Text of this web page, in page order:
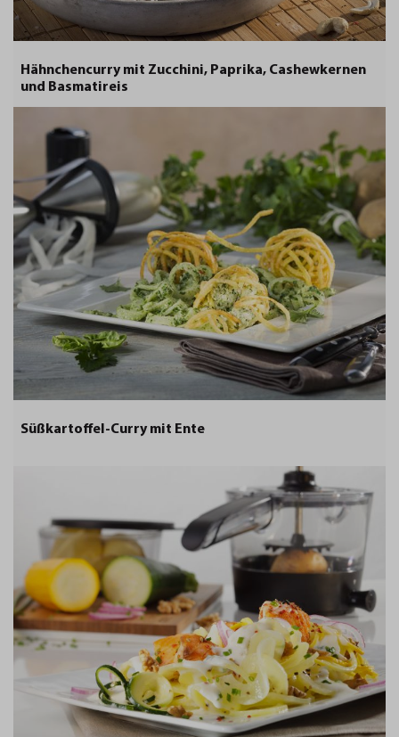
Hähnchencurry mit Zucchini, Paprika, Cashewkernen
und Basmatireis
Süßkartoffel-Curry mit Ente